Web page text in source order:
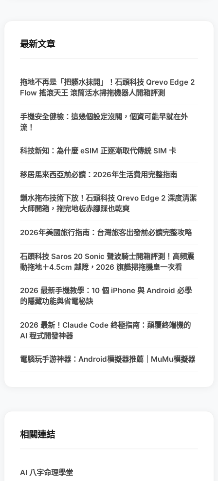
最新文章
拖地不再是「把髒水抹開」！石頭科技 Qrevo Edge 2
Flow 搖滾天王 滾筒活水掃拖機器人開箱評測
手機安全健檢：這幾個設定沒關，個資可能早就在外
流！
科技新知：為什麼 eSIM 正逐漸取代傳統 SIM 卡
移居馬來西亞前必讀：2026年生活費用完整指南
鎖水拖布技術下放！石頭科技 Qrevo Edge 2 深度清潔
大師開箱，拖完地板赤腳踩也乾爽
2026年美國旅行指南：台灣旅客出發前必讀完整攻略
石頭科技 Saros 20 Sonic 聲波騎士開箱評測！高頻震
動拖地＋4.5cm 越障，2026 旗艦掃拖機皇一次看
2026 最新手機教學：10 個 iPhone 與 Android 必學
的隱藏功能與省電秘訣
2026 最新！Claude Code 終極指南：顛覆終端機的
AI 程式開發神器
電腦玩手游神器：Android模擬器推薦｜MuMu模擬器
相關連結
AI 八字命理學堂